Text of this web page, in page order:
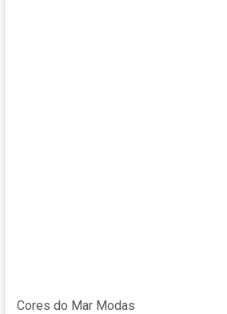
Cores do Mar Modas